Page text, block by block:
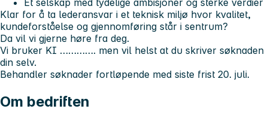
Klar for å ta lederansvar i et teknisk miljø hvor kvalitet,
kundeforståelse og gjennomføring står i sentrum?
Da vil vi gjerne høre fra deg.
Vi bruker KI …………. men vil helst at du skriver søknaden
din selv.
Behandler søknader fortløpende med siste frist 20. juli.
Om bedriften